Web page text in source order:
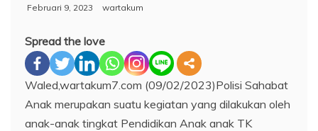
Februari 9, 2023 wartakum
Spread the love
Waled,wartakum7.com (09/02/2023)Polisi Sahabat
Anak merupakan suatu kegiatan yang dilakukan oleh
anak-anak tingkat Pendidikan Anak anak TK